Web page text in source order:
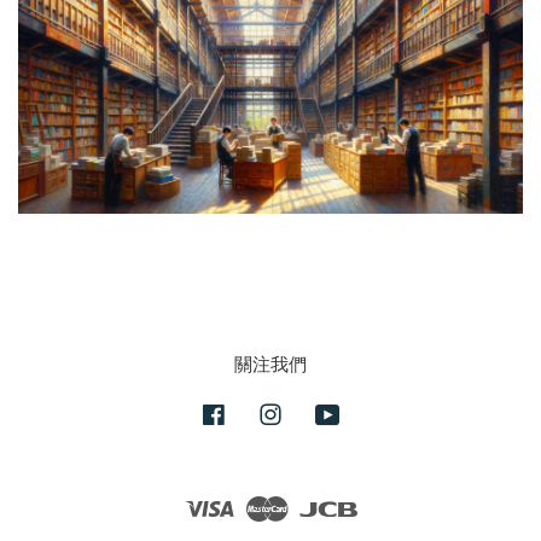
關注我們
FacebookInstagram
Visa Master